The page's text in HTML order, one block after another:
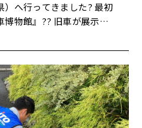
）へ行ってきました? 最初
物館』?? 旧車が展示さ
旅行は、
ただきました！ 社員の方
方もご参加いただくことで
はないでしょうか☺ 来年
のか楽しみです♩